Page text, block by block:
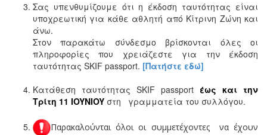
Σας υπενθυμίζουμε ότι η έκδοση ταυτότητας είναι
υποχρεωτική για κάθε αθλητή από Κίτρινη Ζώνη και
άνω.
Στον παρακάτω σύνδεσμο βρίσκονται όλες οι
πληροφορίες που χρειάζεστε για την έκδοση
ταυτότητας SKIF passport. [Πατήστε εδώ]
Κατάθεση ταυτότητας SKIF passport έως και την
Τρίτη 11 ΙOYNIOY στη γραμματεία του συλλόγου.
Παρακαλούνται όλοι οι συμμετέχοντες να έχουν